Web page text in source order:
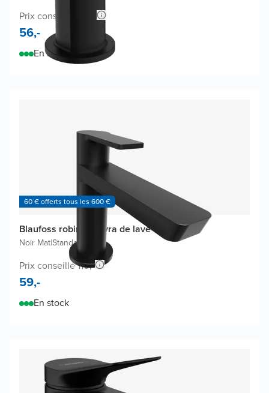
Prix conseillé 135,-
56,-
En stock
60 € offerts tous les 600 €
Blaufoss robinet Veyra de lave-mains
Noir Mat|Standard
Prix conseillé 110,-
59,-
En stock